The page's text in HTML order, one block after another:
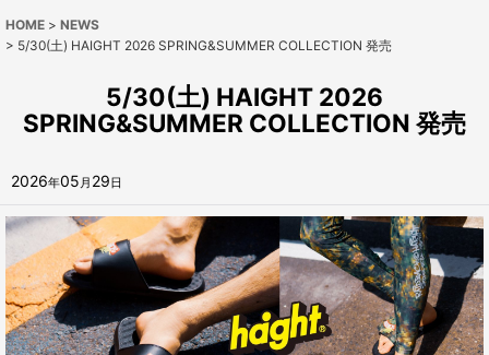
HOME > NEWS
> 5/30(土) HAIGHT 2026 SPRING&SUMMER COLLECTION 発売
5/30(土) HAIGHT 2026
SPRING&SUMMER COLLECTION 発売
2026年05 月 29日